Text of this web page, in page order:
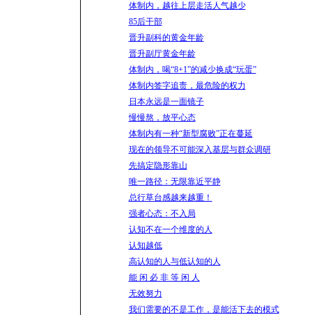
体制内，越往上层走活人气越少
85后干部
晋升副科的黄金年龄
晋升副厅黄金年龄
体制内，喝“8+1”的减少换成“玩蛋”
体制内签字追责，最危险的权力
日本永远是一面镜子
慢慢熬，放平心态
体制内有一种“新型腐败”正在蔓延
现在的领导不可能深入基层与群众调研
先搞定隐形靠山
唯一路径：无限靠近平静
总行草台感越来越重！
强者心态：不入局
认知不在一个维度的人
认知越低
高认知的人与低认知的人
能 闲 必 非 等 闲 人
无效努力
我们需要的不是工作，是能活下去的模式